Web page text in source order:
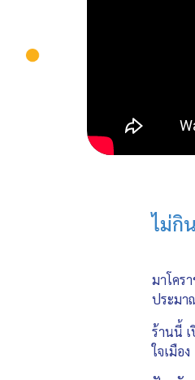
ไม่กิ
มาโคร
ประมา
ร้านนี้
ใจเมือง